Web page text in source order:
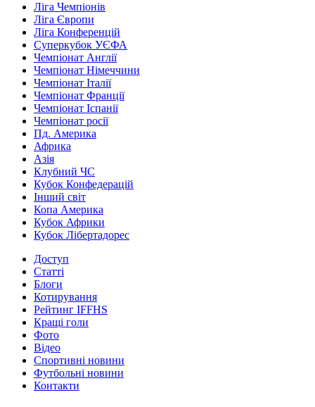
Ліга Чемпіонів
Ліга Європи
Ліга Конференцій
Суперкубок УЄФА
Чемпіонат Англії
Чемпіонат Німеччини
Чемпіонат Італії
Чемпіонат Франції
Чемпіонат Іспанії
Чемпіонат росії
Пд. Америка
Африка
Азія
Клубний ЧС
Кубок Конфедерацій
Інший світ
Копа Америка
Кубок Африки
Кубок Лібертадорес
Доступ
Статті
Блоги
Котирування
Рейтинг IFFHS
Кращі голи
Фото
Відео
Спортивні новини
Футбольні новини
Контакти